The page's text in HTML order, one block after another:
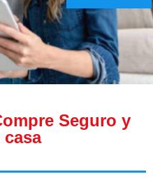
Seguro y
casa